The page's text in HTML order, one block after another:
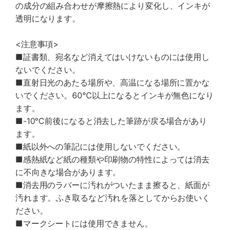
の成分の組み合わせが摩擦熱により変化し、インキが
透明になります。
<注意事項>
■証書類、宛名など消えてはいけないものには使用し
ないでください。
■直射日光のあたる場所や、高温になる場所に置かな
いでください。60℃以上になるとインキが無色になり
ます。
■-10℃前後になると消去した筆跡が戻る場合があり
ます。
■紙以外への筆記には使用しないでください。
■感熱紙など紙の種類や印刷物の特性によっては消去
に不向きな場合があります。
■消去用のラバーに汚れがついたまま擦ると、紙面が
汚れます。ふき取るなど汚れを落としてからお使いく
ださい。
■マークシートには使用できません。